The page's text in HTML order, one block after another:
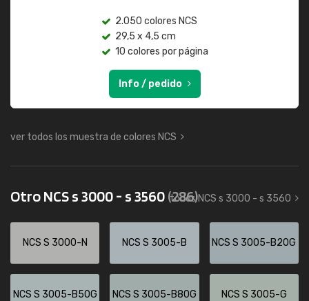
2.050 colores NCS
29,5 x 4,5 cm
10 colores por página
Info / pedido
ver todos los muestra de colores NCS
Otro NCS s 3000 - s 3560(286)
todos NCS s 3000 - s 3560
NCS S 3000-N NCS S 3005-B NCS S 3005-B20G
NCS S 3005-B50G NCS S 3005-B80G NCS S 3005-G